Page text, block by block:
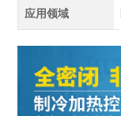
应用领域